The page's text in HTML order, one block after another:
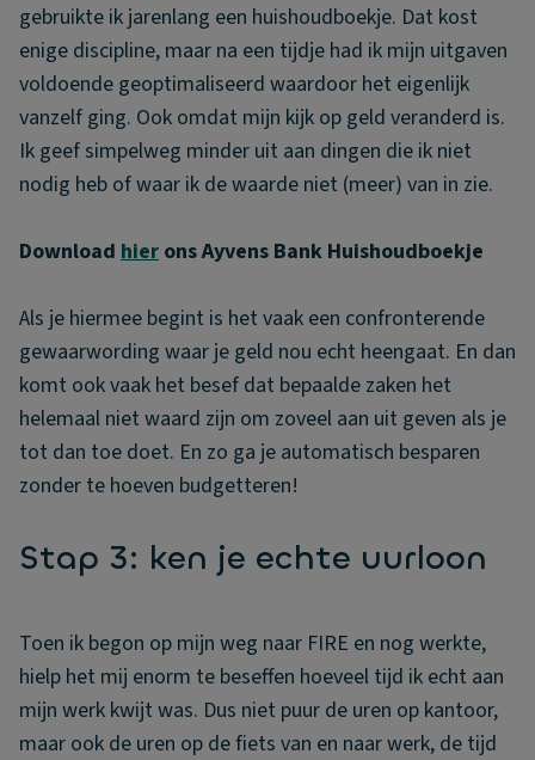
gebruikte ik jarenlang een huishoudboekje. Dat kost
enige discipline, maar na een tijdje had ik mijn uitgaven
voldoende geoptimaliseerd waardoor het eigenlijk
vanzelf ging. Ook omdat mijn kijk op geld veranderd is.
Ik geef simpelweg minder uit aan dingen die ik niet
nodig heb of waar ik de waarde niet (meer) van in zie.
Download hier ons Ayvens Bank Huishoudboekje
Als je hiermee begint is het vaak een confronterende
gewaarwording waar je geld nou echt heengaat. En dan
komt ook vaak het besef dat bepaalde zaken het
helemaal niet waard zijn om zoveel aan uit geven als je
tot dan toe doet. En zo ga je automatisch besparen
zonder te hoeven budgetteren!
Stap 3: ken je echte uurloon
Toen ik begon op mijn weg naar FIRE en nog werkte,
hielp het mij enorm te beseffen hoeveel tijd ik echt aan
mijn werk kwijt was. Dus niet puur de uren op kantoor,
maar ook de uren op de fiets van en naar werk, de tijd